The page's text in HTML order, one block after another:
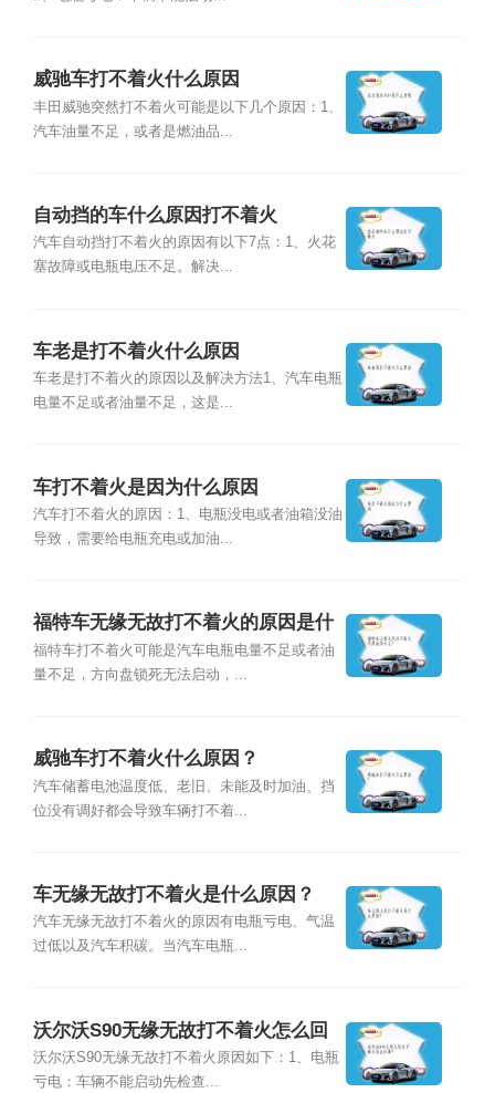
威驰车打不着火什么原因
丰田威驰突然打不着火可能是以下几个原因：1、
汽车油量不足，或者是燃油品...
自动挡的车什么原因打不着火
汽车自动挡打不着火的原因有以下7点：1、火花
塞故障或电瓶电压不足。解决...
车老是打不着火什么原因
车老是打不着火的原因以及解决方法1、汽车电瓶
电量不足或者油量不足，这是...
车打不着火是因为什么原因
汽车打不着火的原因：1、电瓶没电或者油箱没油
导致，需要给电瓶充电或加油...
福特车无缘无故打不着火的原因是什
么？
福特车打不着火可能是汽车电瓶电量不足或者油
量不足，方向盘锁死无法启动，...
威驰车打不着火什么原因？
汽车储蓄电池温度低、老旧、未能及时加油、挡
位没有调好都会导致车辆打不着...
车无缘无故打不着火是什么原因？
汽车无缘无故打不着火的原因有电瓶亏电、气温
过低以及汽车积碳。当汽车电瓶...
沃尔沃S90无缘无故打不着火怎么回
事？
沃尔沃S90无缘无故打不着火原因如下：1、电瓶
亏电：车辆不能启动先检查...